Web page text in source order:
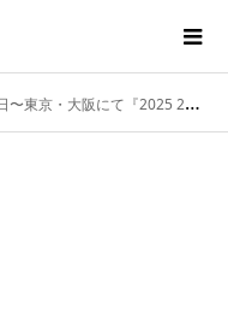
阪にて『2025 2ND IS:SUE ASSEMBLE』開催